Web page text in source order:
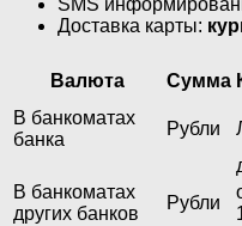
SMS
Доставка карты:
Валюта Сумма
В банкоматах
банка
Рубли
В банкоматах
других банков
Рубли